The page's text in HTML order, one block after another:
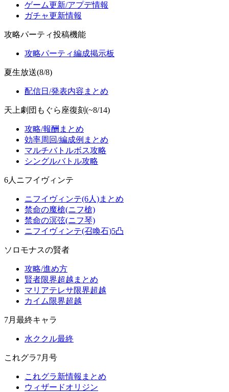
ゲーム更新/アプデ情報
ガチャ更新情報
攻略パーティ投稿機能
攻略パーティ編成掲示板
夏生放送(8/8)
配信日/発表内容まとめ
天上劇団もぐら座復刻(~8/14)
攻略/報酬まとめ
効率周回/編成例まとめ
マルチバトルボス攻略
シングルバトル攻略
6人ニフイヴィンテ
ニフイヴィンテ(6人)まとめ
禁命の魔槍(ニフ槍)
禁命の溟弦(ニフ琴)
ニフイヴィンテ(召喚石)5凸
ソロモナスの賢者
攻略/進め方
賢者限界超越まとめ
マリアテレサ限界超越
カイム限界超越
7月最終キャラ
水ククル最終
これグラ7月号
これグラ新情報まとめ
ウィザードオリジン